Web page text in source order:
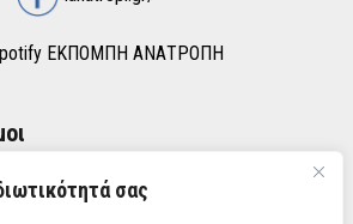
σας
ΕΚΠΟΜΠΗ ΑΝΑΤΡΟΠΗ